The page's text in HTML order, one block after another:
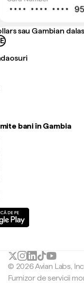
sau Gambian
bani în Gambia
© 2026 Avian Labs, Inc
Furnizor de servicii